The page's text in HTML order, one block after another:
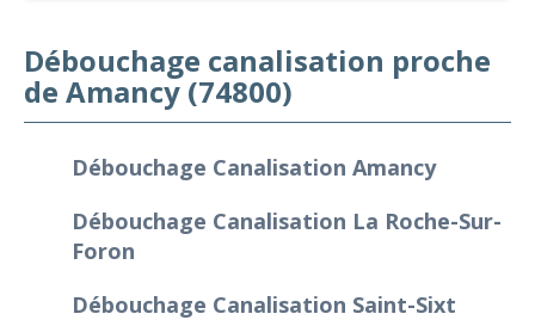
Débouchage canalisation proche
de Amancy (74800)
Débouchage Canalisation Amancy
Débouchage Canalisation La Roche-Sur-
Foron
Débouchage Canalisation Saint-Sixt